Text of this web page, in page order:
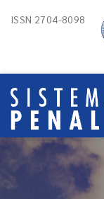
ISSN 2704-8098